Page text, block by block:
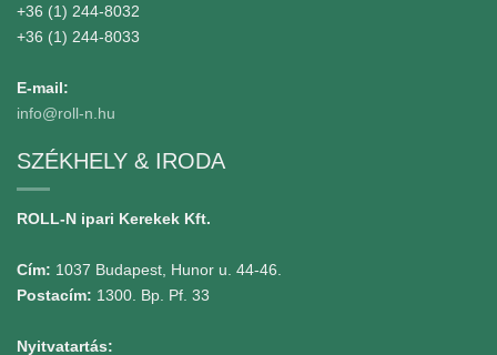
+36 (1) 244-8032
+36 (1) 244-8033
E-mail:
info@roll-n.hu
SZÉKHELY & IRODA
ROLL-N ipari Kerekek Kft.
Cím: 1037 Budapest, Hunor u. 44-46.
Postacím: 1300. Bp. Pf. 33
Nyitvatartás: